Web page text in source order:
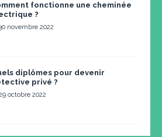
fonctionne une cheminée
?
novembre 2022
diplômes pour devenir
privé ?
octobre 2022